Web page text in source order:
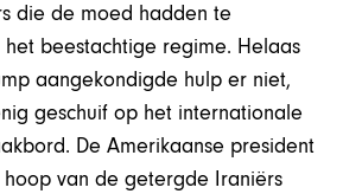
die de moed hadden te
beestachtige regime. Helaas
aangekondigde hulp er niet,
geschuif op het internationale
De Amerikaanse president
van de getergde Iraniërs